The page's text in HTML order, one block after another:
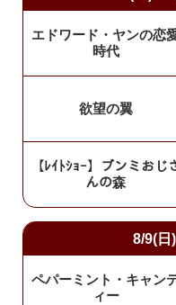
エドワード・ヤンの恋
時代
欲望の翼
【ﾚｲﾄｼｮｰ】ブンミおじ
んの森
8/9(日
ペパーミント・キャン
ィー